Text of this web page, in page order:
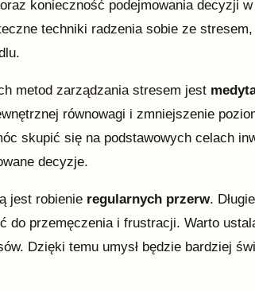
konieczność podejmowania decyzji
techniki radzenia sobie ze
metod zarządzania stresem jest
równowagi i zmniejszenie
skupić się na podstawowych celach
decyzje.
jest robienie regularnych przerw.
do przemęczenia i frustracji. Warto
Dzięki temu umysł będzie bardziej